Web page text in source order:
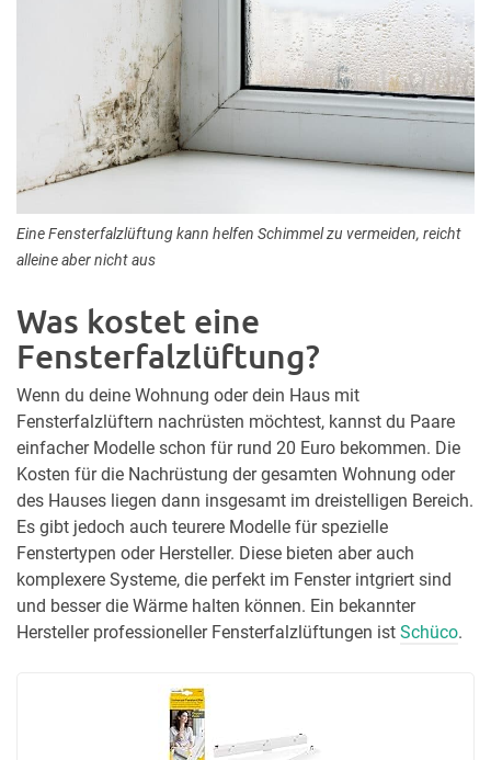
Eine Fensterfalzlüftung kann helfen Schimmel zu vermeiden, reicht
alleine aber nicht aus
Was kostet eine
Fensterfalzlüftung?
Wenn du deine Wohnung oder dein Haus mit
Fensterfalzlüftern nachrüsten möchtest, kannst du Paare
einfacher Modelle schon für rund 20 Euro bekommen. Die
Kosten für die Nachrüstung der gesamten Wohnung oder
des Hauses liegen dann insgesamt im dreistelligen Bereich.
Es gibt jedoch auch teurere Modelle für spezielle
Fenstertypen oder Hersteller. Diese bieten aber auch
komplexere Systeme, die perfekt im Fenster intgriert sind
und besser die Wärme halten können. Ein bekannter
Hersteller professioneller Fensterfalzlüftungen ist Schüco.